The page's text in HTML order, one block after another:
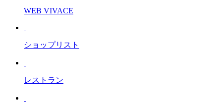
WEB VIVACE
ショップリスト
レストラン